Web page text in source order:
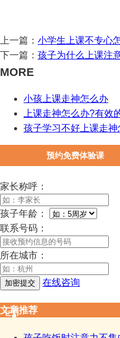
上一篇： 小学生上课不专心
下一篇： 孩子为什么上课注
MORE
小孩上课走神怎么办
上课走神怎么办?有效
孩子学习不好上课走神
预约免费体验课
家长称呼：
孩子年龄：
联系号码：
所在城市：
在线咨询
文章推荐